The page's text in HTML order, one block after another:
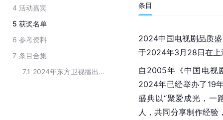
4 活动嘉宾
5 获奖名单
6 参考资料
7 条目合集
7.1
2024年东方卫视播出的节目
条目
2024中国电视剧品质
于2024年3月28日在上
自2005年《中国电视
2024年已经举办了19
盛典以“聚爱成光，一
人，共同分享制作经